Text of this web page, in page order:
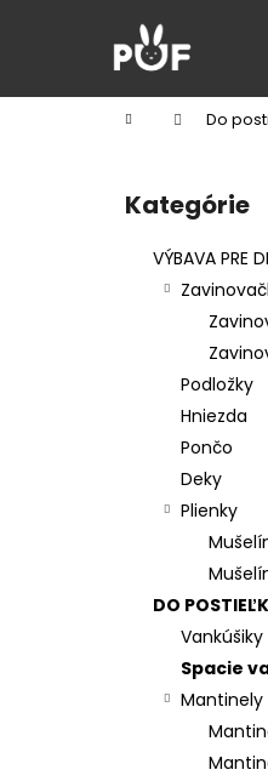
Domov Do
Preskočiť
kategórie
Kategórie
VÝBAVA PRE
Podložky
Hniezda
Pončo
Deky
Plienky
DO
Vankúšiky
Spacie
Mantinely
í
Späť
do
Späť
do